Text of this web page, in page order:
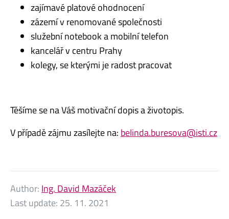
zajímavé platové ohodnocení
zázemí v renomované společnosti
služební notebook a mobilní telefon
kancelář v centru Prahy
kolegy, se kterými je radost pracovat
Těšíme se na Váš motivační dopis a životopis.
V případě zájmu zasílejte na: belinda.buresova@isti.cz
Author: Ing. David Mazáček
Last update: 25. 11. 2021